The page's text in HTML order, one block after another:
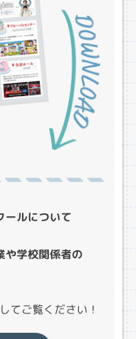
ールについて
や学校関係者の
てご覧ください！